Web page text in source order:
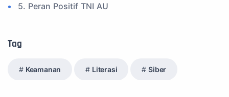
5. Peran Positif TNI AU
7. Spam Bukan Berita TNI
9. Tni au
Tag
Keamanan Literasi Siber